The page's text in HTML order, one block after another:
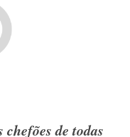
de todas